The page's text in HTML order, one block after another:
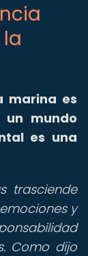
marina es
mundo
es una
trasciende
y
Como dijo